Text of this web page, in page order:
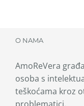
O NAMA
AmoReVera
osoba s
teškoćama kroz